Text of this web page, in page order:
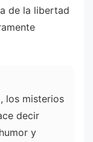
de la libertad
los misterios
decir
y